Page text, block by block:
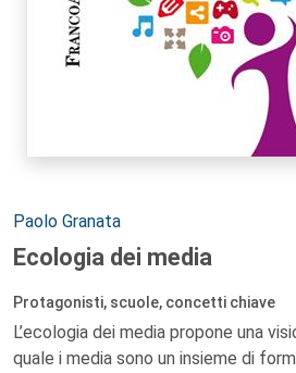
Autori:
Paolo Granata
Ecologia dei media
Protagonisti, scuole, concetti chiave
L’ecologia dei media propone una
quale i media sono un insieme di